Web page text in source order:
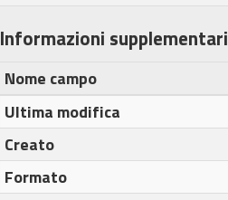
Informazioni supplementari
Nome campo
Ultima modifica
Creato
Formato